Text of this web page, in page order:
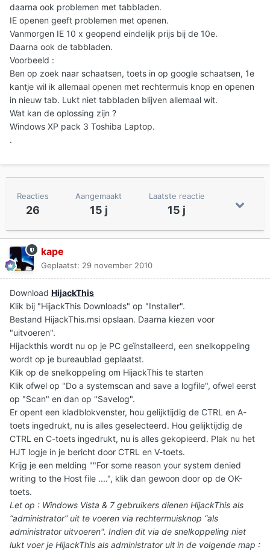
daarna ook problemen met tabbladen.
IE openen geeft problemen met openen.
Vanmorgen IE 10 x geopend eindelijk prijs bij de 10e.
Daarna ook de tabbladen.
Voorbeeld :
Ben op zoek naar schaatsen, toets in op google schaatsen, 1e
kantje wil ik allemaal openen met rechtermuis knop en openen
in nieuw tab. Lukt niet tabbladen blijven allemaal wit.
Wat kan de oplossing zijn ?
Windows XP pack 3 Toshiba Laptop.
.
Reacties
26
Aangemaakt
15 j
Laatste reactie
15 j
kape
Geplaatst: 29 november 2010
Download HijackThis
Klik bij "HijackThis Downloads" op "Installer".
Bestand HijackThis.msi opslaan. Daarna kiezen voor
"uitvoeren".
Hijackthis wordt nu op je PC geïnstalleerd, een snelkoppeling
wordt op je bureaublad geplaatst.
Klik op de snelkoppeling om HijackThis te starten
Klik ofwel op "Do a systemscan and save a logfile", ofwel eerst
op "Scan" en dan op "Savelog".
Er opent een kladblokvenster, hou gelijktijdig de CTRL en A-
toets ingedrukt, nu is alles geselecteerd. Hou gelijktijdig de
CTRL en C-toets ingedrukt, nu is alles gekopieerd. Plak nu het
HJT logje in je bericht door CTRL en V-toets.
Krijg je een melding ""For some reason your system denied
writing to the Host file ....", klik dan gewoon door op de OK-
toets.
Let op : Windows Vista & 7 gebruikers dienen HijackThis als
“administrator” uit te voeren via rechtermuisknop “als
administrator uitvoeren". Indien dit via de snelkoppeling niet
lukt voer je HijackThis als administrator uit in de volgende map :